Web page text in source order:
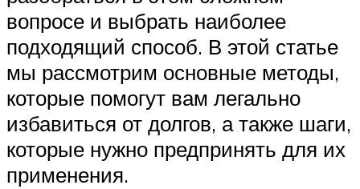
вопросе и выбрать наиболее
подходящий способ. В этой статье
мы рассмотрим основные методы,
которые помогут вам легально
избавиться от долгов, а также шаги,
которые нужно предпринять для их
применения.